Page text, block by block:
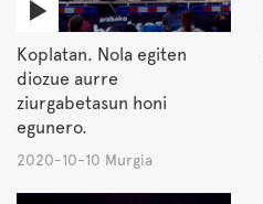
Koplatan. Nola egiten
diozue aurre
ziurgabetasun honi
egunero.
2020-10-10 Murgia